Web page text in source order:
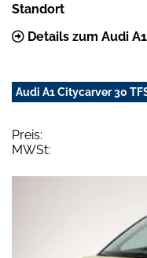
Standort
Details zum Audi
Audi A1 Citycarver 30
Preis:
MWSt: